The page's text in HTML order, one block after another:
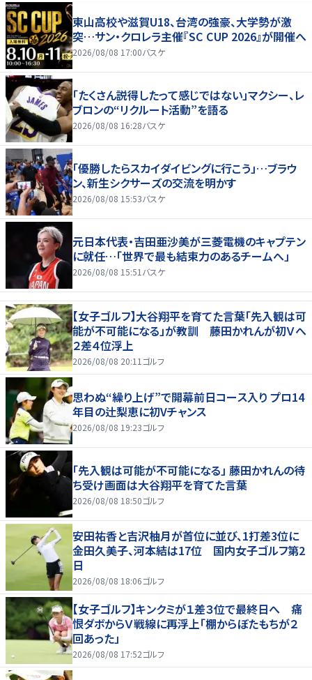
東山高校や滋賀U18、台湾の強豪、大学勢が激
突…サン・クロレラ主催『SC CUP 2026』が開催へ
2026/08/08 17:00バスケ
「たくさん説得したって感じではない」マクシー、レ
ブロンの“リクルート活動”を語る
2026/08/08 16:28バスケ
「優勝したらスカイダイビングに行こう」…ブラウ
ン、新生シクサーズの交流を明かす
2026/08/08 15:53バスケ
元日本代表・吉田亜沙美が三菱電機のキャプテン
に就任…「世界で最も結束力のあるチームへ」
2026/08/08 15:51 バスケ
【女子ゴルフ】大谷翔平を育てた言葉「先入観は可
能が不可能になる」が教訓 藤田かれんが初Ｖへ
２差４位浮上
2026/08/08 20:11 ゴルフ
思わぬ“繰り上げ”で開幕前日コース入り プロ14
年目の辻梨恵に初Vチャンス
2026/08/08 19:23ゴルフ
「先入観は可能が不可能になる」 藤田かれんの待
ち受け画面は大谷翔平を育てた言葉
2026/08/08 18:50ゴルフ
安田祐香と吉沢柚月が首位に並び、1打差3位に
金田久美子、河本結は17位 国内女子ゴルフ第2
日
2026/08/08 18:06ゴルフ
【女子ゴルフ】キンクミが１差３位で最終日へ 痛
恨ダボからＶ戦線に再浮上「棚からぼたもちが２
回あった」
2026/08/08 17:52ゴルフ